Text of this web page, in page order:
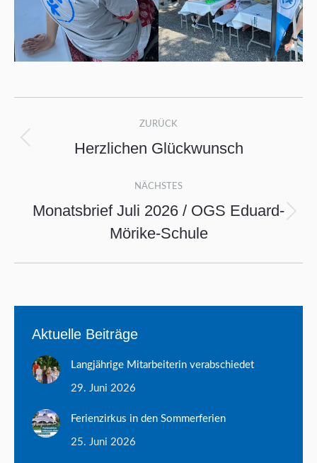
ZURÜCK
Vorheriger
Herzlichen Glückwunsch
NÄCHSTES
Beitrag:
Monatsbrief Juli 2026 / OGS Eduard-
Mörike-Schule
Aktuelle Beiträge
Langjährige Mitarbeiterin verabschiedet
29. Juni 2026
Ferienzirkus in den Sommerferien
25. Juni 2026